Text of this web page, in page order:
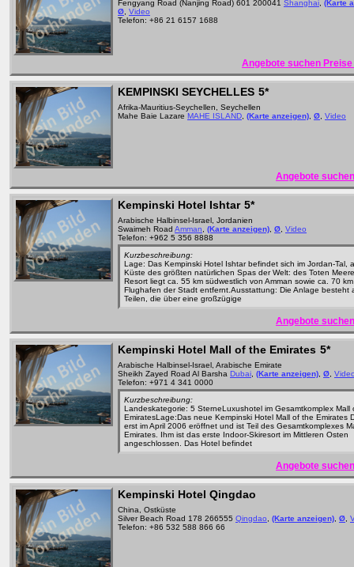
Fengyang Road (Nanjing Road) 601 200041 Shanghai (Karte
Ø Video
Telefon: +86 21 6157 1688
Angebote suchen
KEMPINSKI SEYCHELLES 5*
Afrika-Mauritius-Seychellen, Seychellen
Mahe Baie Lazare MAHE ISLAND (Karte anzeigen) Ø Video
Angebote
Kempinski Hotel Ishtar 5*
Arabische Halbinsel-Israel, Jordanien
Swaimeh Road Amman (Karte anzeigen) Ø Video
Telefon: +962 5 356 8888
Kurzbeschreibung:
Lage: Das Kempinski Hotel Ishtar befindet sich im Jordan-Tal,
Küste des größten natürlichen Spas der Welt: des Toten
Resort liegt ca. 55 km südwestlich von Amman sowie ca. 70
Flughafen der Stadt entfernt.Ausstattung: Die Anlage besteht
Teilen, die über eine großzügige
Angebote
Kempinski Hotel Mall of the Emirates 5*
Arabische Halbinsel-Israel, Arabische Emirate
Sheikh Zayed Road Al Barsha Dubai (Karte anzeigen) Ø
Telefon: +971 4 341 0000
Kurzbeschreibung:
Landeskategorie: 5 SterneLuxushotel im Gesamtkomplex Mall
EmiratesLage:Das neue Kempinski Hotel Mall of the Emirates
erst im April 2006 eröffnet und ist Teil des Gesamtkomplexes
Emirates. Ihm ist das erste Indoor-Skiresort im Mittleren Osten
angeschlossen. Das Hotel befindet
Angebote
Kempinski Hotel Qingdao
China, Ostküste
Silver Beach Road 178 266555 Qingdao (Karte anzeigen) Ø
Telefon: +86 532 588 866 66